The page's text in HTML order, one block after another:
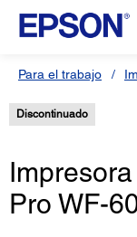
Para el trabajo
Discontinuado
Pro WF-